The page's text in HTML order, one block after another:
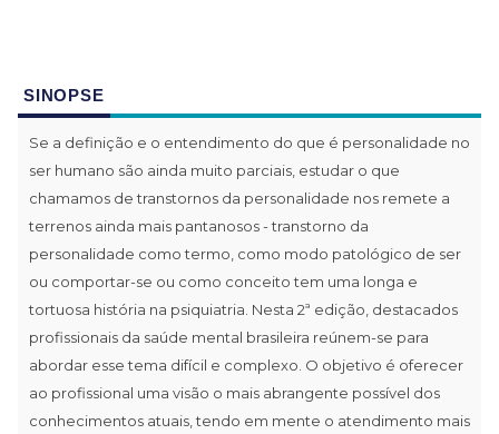
SINOPSE
Se a definição e o entendimento do que é personalidade no
ser humano são ainda muito parciais, estudar o que
chamamos de transtornos da personalidade nos remete a
terrenos ainda mais pantanosos - transtorno da
personalidade como termo, como modo patológico de ser
ou comportar-se ou como conceito tem uma longa e
tortuosa história na psiquiatria. Nesta 2ª edição, destacados
profissionais da saúde mental brasileira reúnem-se para
abordar esse tema difícil e complexo. O objetivo é oferecer
ao profissional uma visão o mais abrangente possível dos
conhecimentos atuais, tendo em mente o atendimento mais